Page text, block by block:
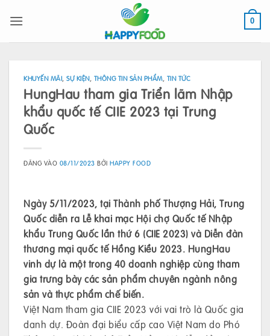
qua
0
KHUYẾN MÃI, SỰ KIỆN, THÔNG TIN SẢN PHẨM, TIN TỨC
HungHau tham gia Triển lãm Nhập
khẩu quốc tế CIIE 2023 tại Trung
Quốc
ĐĂNG VÀO 08/11/2023 BỞIHAPPY FOOD
Ngày 5/11/2023, tại Thành phố Thượng Hải, Trung
Quốc diễn ra Lễ khai mạc Hội chợ Quốc tế Nhập
khẩu Trung Quốc lần thứ 6 (CIIE 2023) và Diễn đàn
thương mại quốc tế Hồng Kiều 2023. HungHau
vinh dự là một trong 40 doanh nghiệp cùng tham
gia trưng bày các sản phẩm chuyên ngành nông
sản và thực phẩm chế biến.
Việt Nam tham gia CIIE 2023 với vai trò là Quốc gia
danh dự. Đoàn đại biểu cấp cao Việt Nam do Phó